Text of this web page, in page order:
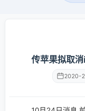
传苹果拟取
2020-